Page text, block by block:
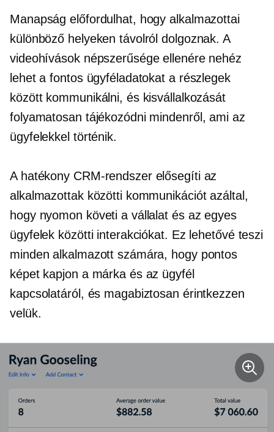
Manapság előfordulhat, hogy alkalmazottai
különböző helyeken távolról dolgoznak. A
videohívások népszerűsége ellenére nehéz
lehet a fontos ügyféladatokat a részlegek
között kommunikálni, és kisvállalkozását
folyamatosan tájékozódni mindenről, ami az
ügyfelekkel történik.
A hatékony CRM-rendszer elősegíti az
alkalmazottak közötti kommunikációt azáltal,
hogy nyomon követi a vállalat és az egyes
ügyfelek közötti interakciókat. Ez lehetővé teszi
minden alkalmazott számára, hogy pontos
képet kapjon a márka és az ügyfél
kapcsolatáról, és magabiztosan érintkezzen
velük.